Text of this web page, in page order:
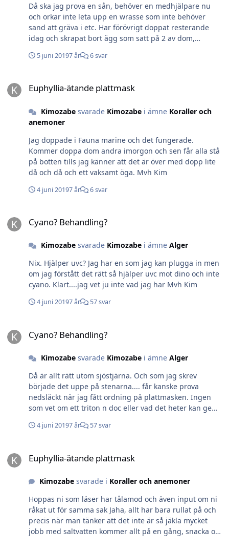
Då ska jag prova en sån, behöver en medhjälpare nu
och orkar inte leta upp en wrasse som inte behöver
sand att gräva i etc. Har förövrigt doppat resterande
idag och skrapat bort ägg som satt på 2 av dom,
enbart på pengarna utan även på att jag kanske inte får
5 juni 20197 år 6 svar
Euphyllia-ätande plattmask
Kimozabesvarade Kimozabei ämne Koraller och
anemoner
Jag doppade i Fauna marine och det fungerade.
Kommer doppa dom andra imorgon och sen får alla stå
på botten tills jag känner att det är över med dopp lite
då och då och ett vaksamt öga. Mvh Kim
4 juni 20197 år 6 svar
Cyano? Behandling?
Kimozabesvarade Kimozabei ämne Alger
Nix. Hjälper uvc? Jag har en som jag kan plugga in men
om jag förstått det rätt så hjälper uvc mot dino och inte
cyano. Klart....jag vet ju inte vad jag har Mvh Kim
4 juni 20197 år 57 svar
Cyano? Behandling?
Kimozabesvarade Kimozabei ämne Alger
Då är allt rätt utom sjöstjärna. Och som jag skrev
började det uppe på stenarna.... får kanske prova
nedsläckt när jag fått ordning på plattmasken. Ingen
som vet om ett triton n doc eller vad det heter kan ge
4 juni 20197 år 57 svar
Euphyllia-ätande plattmask
Kimozabesvarade i Koraller och anemoner
Hoppas ni som läser har tålamod och även input om ni
råkat ut för samma sak Jaha, allt har bara rullat på och
precis när man tänker att det inte är så jäkla mycket
jobb med saltvatten kommer allt på en gång, snacka om